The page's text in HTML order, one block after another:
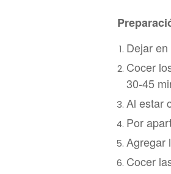
Dejar
Cocer
30-45
Al estar
Por
Agregar
Cocer